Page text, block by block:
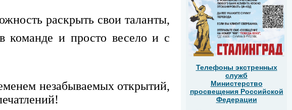
раскрыть свои таланты,
в команде и просто весело и с
незабываемых открытий,
Телефоны экстренных
служб
Министерство
просвещения Российской
Федерации